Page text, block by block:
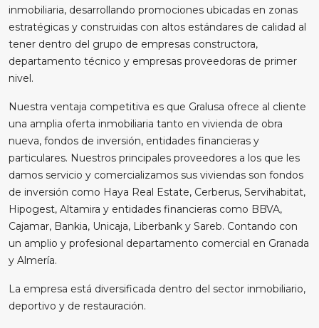
inmobiliaria, desarrollando promociones ubicadas en zonas
estratégicas y construidas con altos estándares de calidad al
tener dentro del grupo de empresas constructora,
departamento técnico y empresas proveedoras de primer
nivel.
Nuestra ventaja competitiva es que Gralusa ofrece al cliente
una amplia oferta inmobiliaria tanto en vivienda de obra
nueva, fondos de inversión, entidades financieras y
particulares. Nuestros principales proveedores a los que les
damos servicio y comercializamos sus viviendas son fondos
de inversión como Haya Real Estate, Cerberus, Servihabitat,
Hipogest, Altamira y entidades financieras como BBVA,
Cajamar, Bankia, Unicaja, Liberbank y Sareb. Contando con
un amplio y profesional departamento comercial en Granada
y Almería.
La empresa está diversificada dentro del sector inmobiliario,
deportivo y de restauración.